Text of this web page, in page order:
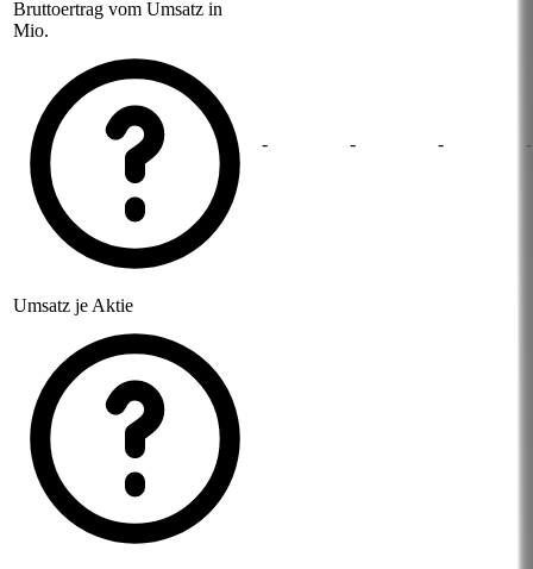
Bruttoertrag vom Umsatz in
Mio.
- - - -
Umsatz je Aktie